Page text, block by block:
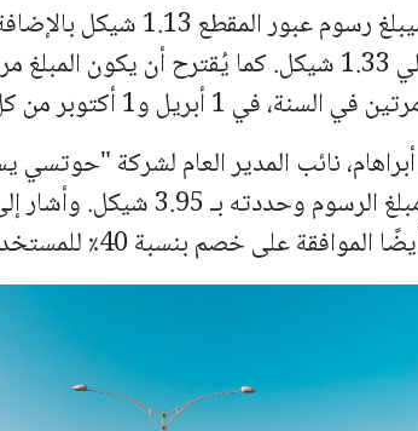
وفقًا للاقتراح، سيبلغ رسوم
المضافة، أي حوالي 1.33 شيكل. كما يُقترح أن يكون
في 1 أبريل و1 أكتوبر من كل عام.
نائب المدير العام لشركة "حوتسي
اعتمدت بالفعل مبلغ الرسوم
على خصم بنسبة 40٪ للمستخدمين المكثفين للمقطع.